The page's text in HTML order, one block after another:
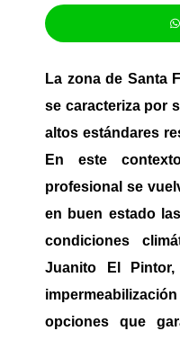
La zona de Santa
se caracteriza por
altos estándares
En este
profesional se
en buen estado
condiciones
Juanito El
opciones que